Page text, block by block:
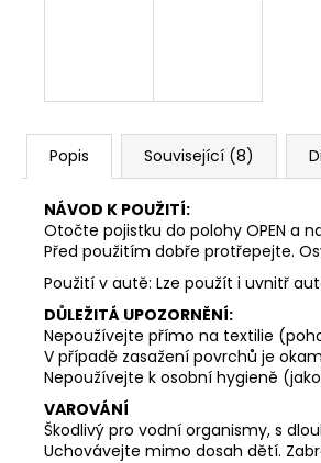
Popis Související (8)
NÁVOD K POUŽITÍ:
Otočte pojistku do polohy OPEN a
Před použitím dobře protřepejte.
Použití v autě: Lze použít i uvnitř
DŮLEŽITÁ UPOZORNĚNÍ:
Nepoužívejte přímo na textilie
V případě zasažení povrchů je
Nepoužívejte k osobní hygieně
VAROVÁNÍ
Škodlivý pro vodní organismy, s
Uchovávejte mimo dosah dětí.